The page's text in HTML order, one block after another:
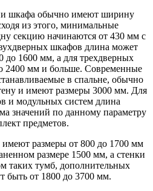
шкафа обычно имеют ширину
из этого, минимальные
секцию начинаются от 430 мм с
шкафов длина может
до 1600 мм, а для трехдверных
2400 мм и больше. Современные
в спальне, обычно
и имеют размеры 3000 мм. Для
и модульных систем длина
значений по данному параметру
предметов.
размеры от 800 до 1700 мм
размере 1500 мм, а стенки
таких тумб, дополнительных
быть от 1800 до 3700 мм.